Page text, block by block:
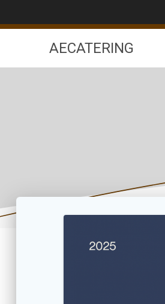
AECATERING